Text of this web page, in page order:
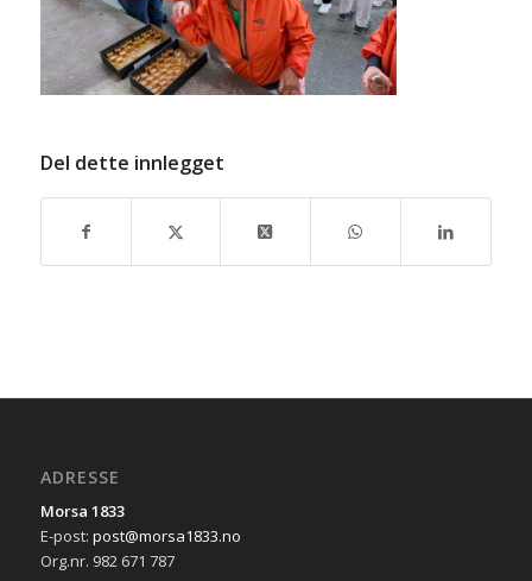
Del dette innlegget
ADRESSE
Morsa 1833
E-post: post@morsa1833.no
Org.nr. 982 671 787